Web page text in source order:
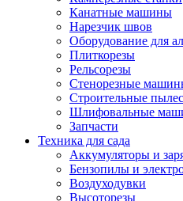
Канатные машины
Нарезчик швов
Оборудование для
Плиткорезы
Рельсорезы
Стенорезные
Строительные
Шлифовальные
Запчасти
Техника для сада
Аккумуляторы и
Бензопилы и
Воздуходувки
Высоторезы